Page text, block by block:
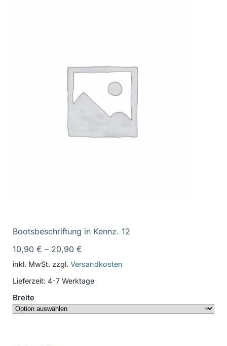
Bootsbeschriftung in Kennz. 12
10,90 € – 20,90 €
inkl. MwSt. zzgl. Versandkosten
Lieferzeit: 4-7 Werktage
Breite